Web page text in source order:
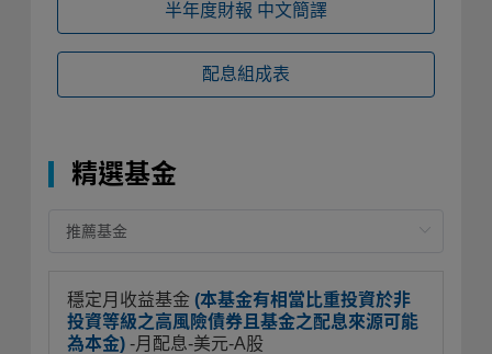
半年度財報 中文簡譯
配息組成表
精選基金
穩定月收益基金 (本基金有相當比重投資於非
投資等級之高風險債券且基金之配息來源可能
為本金) -月配息-美元-A股